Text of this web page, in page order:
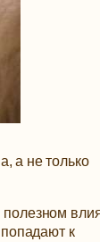
а не только
полезном
к